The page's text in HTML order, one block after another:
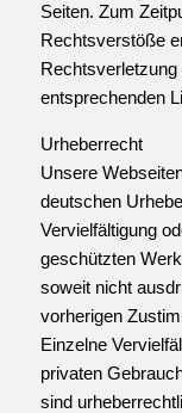
Seiten. Zum
Rechtsverstöße
entsprechenden
Urheberrecht
Unsere
deutschen
Vervielfältigung
geschützten
soweit nicht
vorherigen
Einzelne
privaten
sind